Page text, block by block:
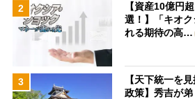
2
【資産10億円
選！】「キオ
れる期待の高…
3
【天下統一を
政策】秀吉が